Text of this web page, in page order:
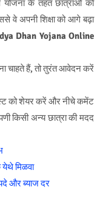
योजना के तहत छात्राओं को
वे अपनी शिक्षा को आगे बढ़ा
Dhan Yojana Online
चाहते हैं, तो तुरंत आवेदन करें
को शेयर करें और नीचे कमेंट
किसी अन्य छात्रा की मदद
मिळवा
और ब्याज दर